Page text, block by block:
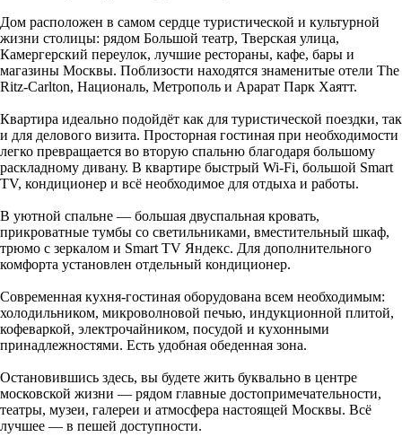
Дом расположен в самом сердце туристической и культурной
жизни столицы: рядом Большой театр, Тверская улица,
Камергерский переулок, лучшие рестораны, кафе, бары и
магазины Москвы. Поблизости находятся знаменитые отели The
Ritz-Carlton, Националь, Метрополь и Арарат Парк Хаятт.
Квартира идеально подойдёт как для туристической поездки, так
и для делового визита. Просторная гостиная при необходимости
легко превращается во вторую спальню благодаря большому
раскладному дивану. В квартире быстрый Wi-Fi, большой Smart
TV, кондиционер и всё необходимое для отдыха и работы.
В уютной спальне — большая двуспальная кровать,
прикроватные тумбы со светильниками, вместительный шкаф,
трюмо с зеркалом и Smart TV Яндекс. Для дополнительного
комфорта установлен отдельный кондиционер.
Современная кухня-гостиная оборудована всем необходимым:
холодильником, микроволновой печью, индукционной плитой,
кофеваркой, электрочайником, посудой и кухонными
принадлежностями. Есть удобная обеденная зона.
Остановившись здесь, вы будете жить буквально в центре
московской жизни — рядом главные достопримечательности,
театры, музеи, галереи и атмосфера настоящей Москвы. Всё
лучшее — в пешей доступности.